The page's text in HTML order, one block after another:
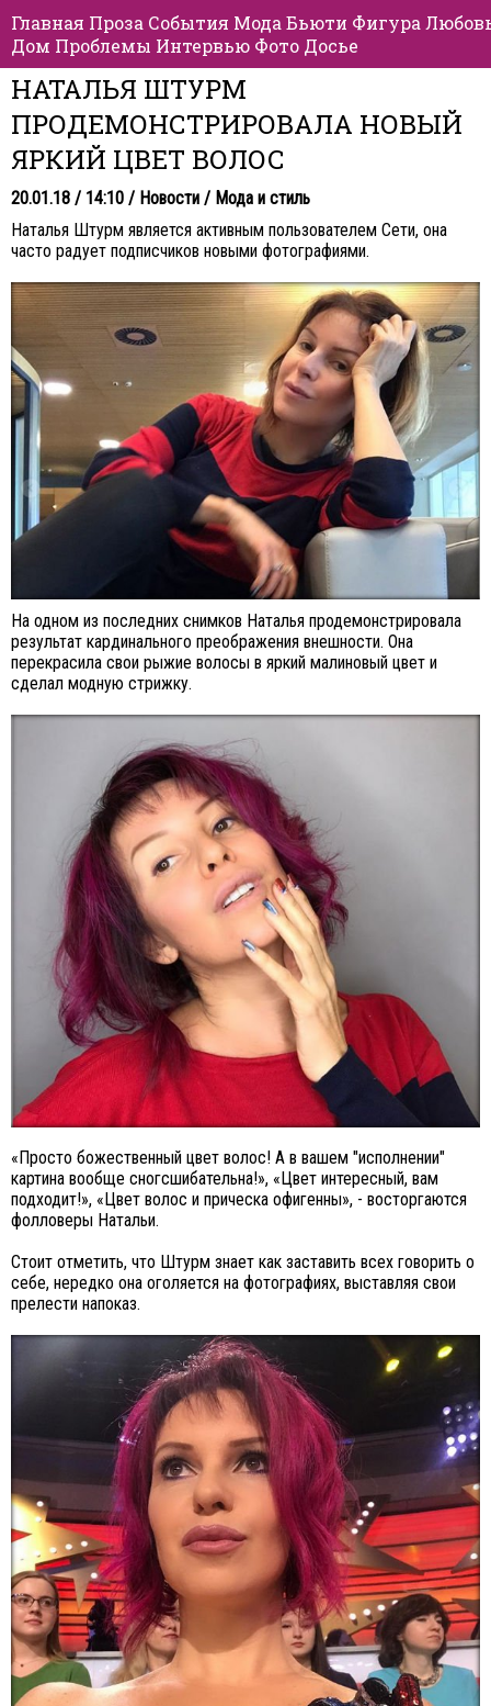
Главная Проза События Мода Бьюти Фигура
Дом Проблемы Интервью Фото Досье
НАТАЛЬЯ ШТУРМ
ПРОДЕМОНСТРИРОВАЛА НОВЫЙ
ЯРКИЙ ЦВЕТ ВОЛОС
20.01.18 / 14:10 / Новости / Мода и стиль
Наталья Штурм является активным пользователем Сети, она
часто радует подписчиков новыми фотографиями.
На одном из последних снимков Наталья продемонстрировала
результат кардинального преображения внешности. Она
перекрасила свои рыжие волосы в яркий малиновый цвет и
сделал модную стрижку.
«Просто божественный цвет волос! А в вашем "исполнении"
картина вообще сногсшибательна!», «Цвет интересный, вам
подходит!», «Цвет волос и прическа офигенны», - восторгаются
фолловеры Натальи.
Стоит отметить, что Штурм знает как заставить всех говорить о
себе, нередко она оголяется на фотографиях, выставляя свои
прелести напоказ.